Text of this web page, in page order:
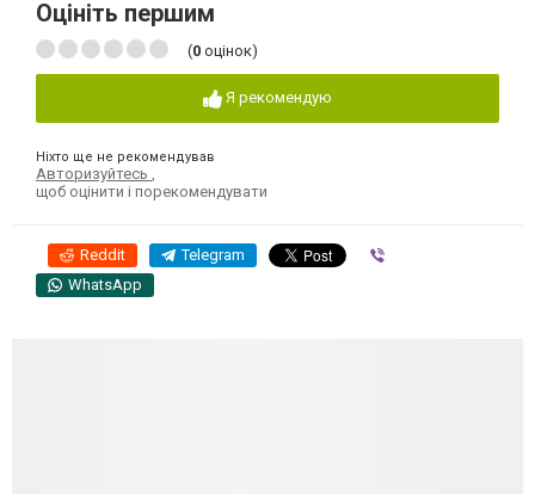
Оцініть першим
(0 оцінок)
Я рекомендую
Ніхто ще не рекомендував
Авторизуйтесь
щоб оцінити і порекомендувати
Reddit Telegram
WhatsApp